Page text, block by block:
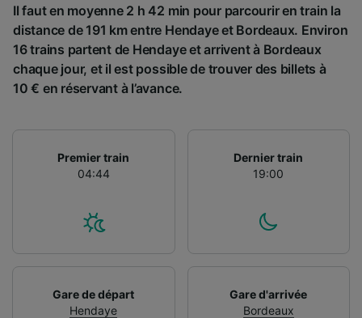
Il faut en moyenne 2 h 42 min pour parcourir en train la
distance de 191 km entre Hendaye et Bordeaux. Environ
16 trains partent de Hendaye et arrivent à Bordeaux
chaque jour, et il est possible de trouver des billets à
10 € en réservant à l’avance.
Premier train
04:44
Dernier train
19:00
Gare de départ
Hendaye
Gare d'arrivée
Bordeaux